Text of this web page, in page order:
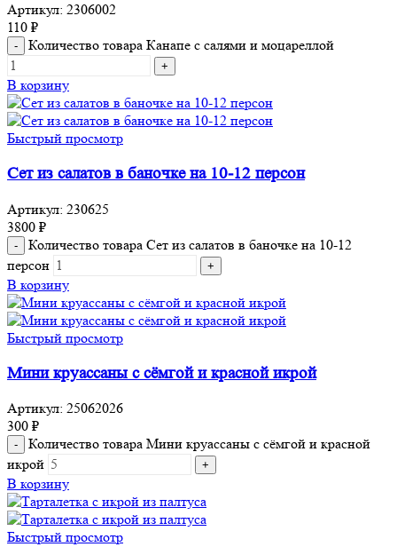
Артикул: 2306002
110 ₽
Количество товара Канапе с салями и моцареллой
В корзину
Быстрый просмотр
Сет из салатов в баночке на 10-12 персон
Артикул: 230625
3800 ₽
Количество товара Сет из салатов в баночке на 10-12
персон
В корзину
Быстрый просмотр
Мини круассаны с сёмгой и красной икрой
Артикул: 25062026
300 ₽
Количество товара Мини круассаны с сёмгой и красной
икрой
В корзину
Быстрый просмотр